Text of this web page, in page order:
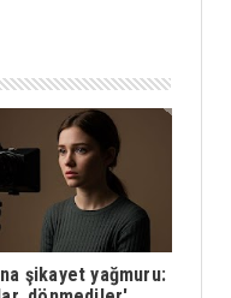
şikayet yağmuru: